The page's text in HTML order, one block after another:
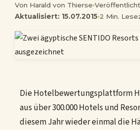
Von Harald von Thierse
Aktualisiert: 15.07.2015 2 Min.
Die Hotelbewertungsplattform
aus über 300.000 Hotels und
diesem Jahr wieder einmal die